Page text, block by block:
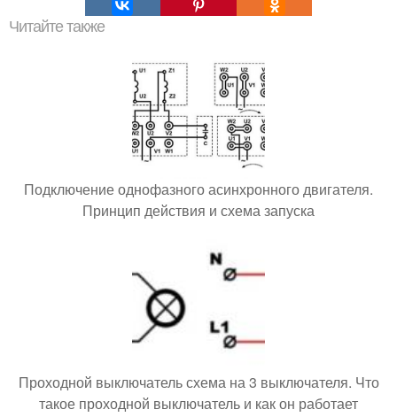
Читайте также
Подключение однофазного асинхронного двигателя.
Принцип действия и схема запуска
Проходной выключатель схема на 3 выключателя. Что
такое проходной выключатель и как он работает